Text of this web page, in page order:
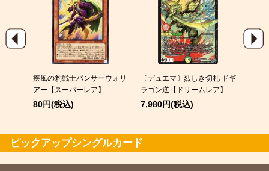
疾風の豹戦士パンサーウォリ
アー【スーパーレア】
80円(税込)
〔デュエマ〕烈しき切札 ドギ
ラゴン逆【ドリームレア】
7,980円(税込)
ピックアップシングルカード